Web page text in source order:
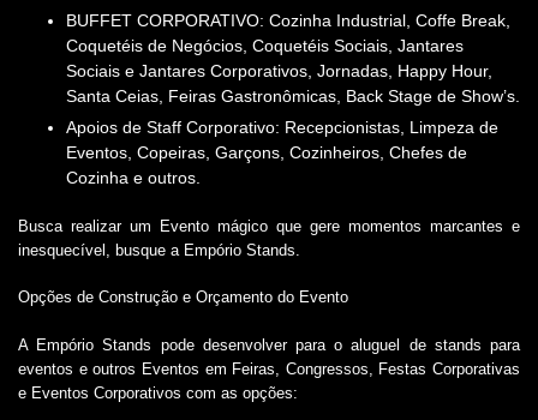
BUFFET CORPORATIVO: Cozinha Industrial, Coffe Break,
Coquetéis de Negócios, Coquetéis Sociais, Jantares
Sociais e Jantares Corporativos, Jornadas, Happy Hour,
Santa Ceias, Feiras Gastronômicas, Back Stage de Show’s.
Apoios de Staff Corporativo: Recepcionistas, Limpeza de
Eventos, Copeiras, Garçons, Cozinheiros, Chefes de
Cozinha e outros.
Busca realizar um Evento mágico que gere momentos marcantes e
inesquecível, busque a Empório Stands.
Opções de Construção e Orçamento do Evento
A Empório Stands pode desenvolver para oaluguel de stands para
eventos e outros Eventos em Feiras, Congressos, Festas Corporativas
e Eventos Corporativos com as opções: